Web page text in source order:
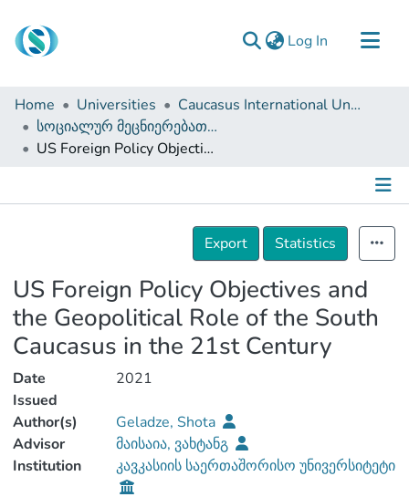
Log In (current)
Communities & Collections
Browse
Documentation
Home Universities
Caucasus International University
სოციალურ მეცნიერებათა ფაკულტეტი (დისერტაციები, სამაგისტრო ნაშრომები)
US Foreign Policy Objectives and the Geopolitical Role of the South Caucasus in the 21st Century
Details
Export
Statistics
US Foreign Policy Objectives and
the Geopolitical Role of the South
Caucasus in the 21st Century
Date
Issued
2021
Author(s)
Geladze, Shota
Advisor
მაისაია, ვახტანგ
Institution
კავკასიის საერთაშორისო უნივერსიტეტი